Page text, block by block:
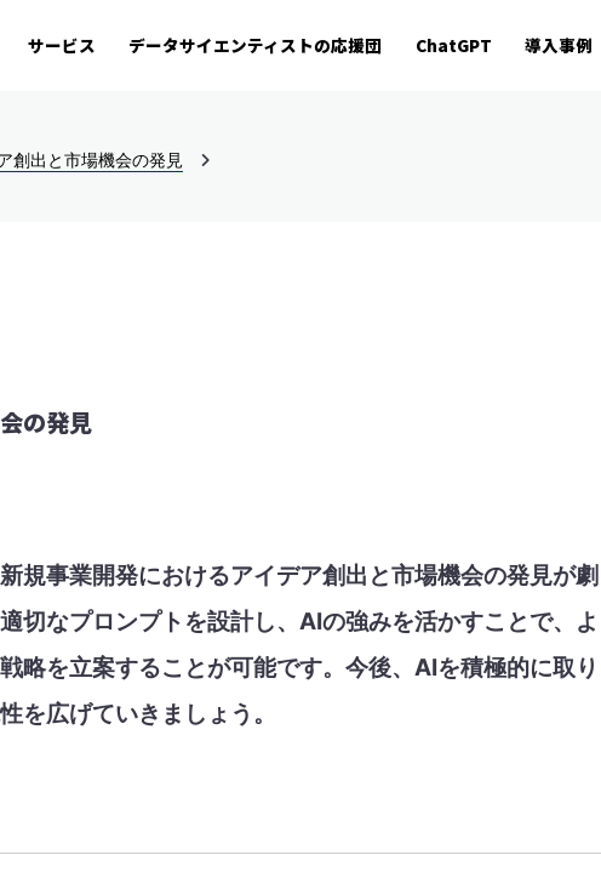
サービス データサイエンティストの応援団 ChatGPT 導入事例
創出と市場機会の発見
の発見
規事業開発におけるアイデア創出と市場機会の発見が劇
切なプロンプトを設計し、AIの強みを活かすことで、よ
略を立案することが可能です。今後、AIを積極的に取り
を広げていきましょう。